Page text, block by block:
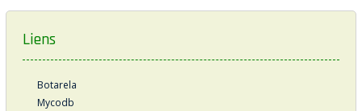
Liens
Botarela
Mycodb